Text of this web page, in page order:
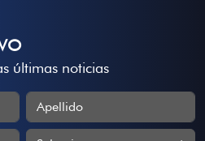
últimas noticias